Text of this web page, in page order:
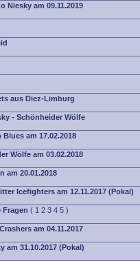
Niesky am 09.11.2019
aus Diez-Limburg
- Schönheider Wölfe
am 17.02.2018
Wölfe am 03.02.2018
am 20.01.2018
Icefighters am 12.11.2017 (Pokal)
Fragen ( 1 2 3 4 5 )
am 04.11.2017
am 31.10.2017 (Pokal)